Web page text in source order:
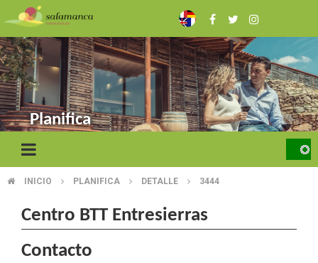
to
main
content
Planifica
BREADCRUMB
INICIO PLANIFICA DETALLE 3444
Centro BTT Entresierras
Contacto